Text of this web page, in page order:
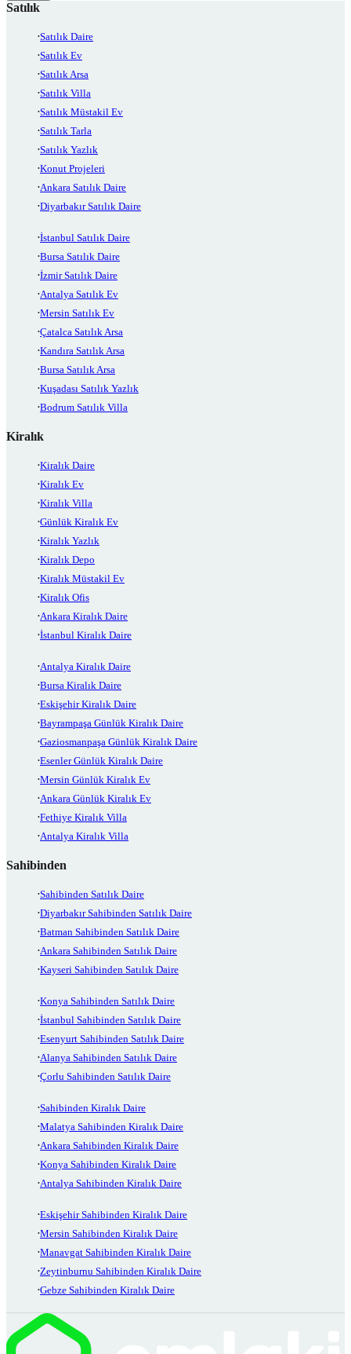
Satılık
Satılık Daire
Satılık Ev
Satılık Arsa
Satılık Villa
Satılık Müstakil Ev
Satılık Tarla
Satılık Yazlık
Konut Projeleri
Ankara Satılık Daire
Diyarbakır Satılık Daire
İstanbul Satılık Daire
Bursa Satılık Daire
İzmir Satılık Daire
Antalya Satılık Ev
Mersin Satılık Ev
Çatalca Satılık Arsa
Kandıra Satılık Arsa
Bursa Satılık Arsa
Kuşadası Satılık Yazlık
Bodrum Satılık Villa
Kiralık
Kiralık Daire
Kiralık Ev
Kiralık Villa
Günlük Kiralık Ev
Kiralık Yazlık
Kiralık Depo
Kiralık Müstakil Ev
Kiralık Ofis
Ankara Kiralık Daire
İstanbul Kiralık Daire
Antalya Kiralık Daire
Bursa Kiralık Daire
Eskişehir Kiralık Daire
Bayrampaşa Günlük Kiralık Daire
Gaziosmanpaşa Günlük Kiralık Daire
Esenler Günlük Kiralık Daire
Mersin Günlük Kiralık Ev
Ankara Günlük Kiralık Ev
Fethiye Kiralık Villa
Antalya Kiralık Villa
Sahibinden
Sahibinden Satılık Daire
Diyarbakır Sahibinden Satılık Daire
Batman Sahibinden Satılık Daire
Ankara Sahibinden Satılık Daire
Kayseri Sahibinden Satılık Daire
Konya Sahibinden Satılık Daire
İstanbul Sahibinden Satılık Daire
Esenyurt Sahibinden Satılık Daire
Alanya Sahibinden Satılık Daire
Çorlu Sahibinden Satılık Daire
Sahibinden Kiralık Daire
Malatya Sahibinden Kiralık Daire
Ankara Sahibinden Kiralık Daire
Konya Sahibinden Kiralık Daire
Antalya Sahibinden Kiralık Daire
Eskişehir Sahibinden Kiralık Daire
Mersin Sahibinden Kiralık Daire
Manavgat Sahibinden Kiralık Daire
Zeytinburnu Sahibinden Kiralık Daire
Gebze Sahibinden Kiralık Daire